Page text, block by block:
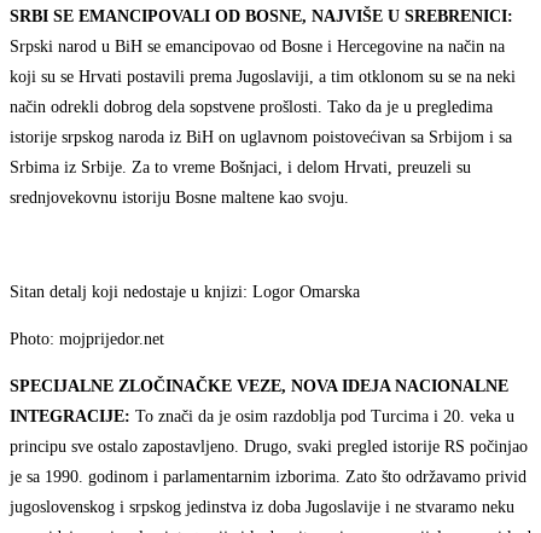
SRBI SE EMANCIPOVALI OD BOSNE, NAJVIŠE U SREBRENICI:
Srpski narod u BiH se emancipovao od Bosne i Hercegovine na način na
koji su se Hrvati postavili prema Jugoslaviji, a tim otklonom su se na neki
način odrekli dobrog dela sopstvene prošlosti. Tako da je u pregledima
istorije srpskog naroda iz BiH on uglavnom poistovećivan sa Srbijom i sa
Srbima iz Srbije. Za to vreme Bošnjaci, i delom Hrvati, preuzeli su
srednjovekovnu istoriju Bosne maltene kao svoju.
Sitan detalj koji nedostaje u knjizi: Logor Omarska
Photo: mojprijedor.net
SPECIJALNE ZLOČINAČKE VEZE, NOVA IDEJA NACIONALNE
INTEGRACIJE: To znači da je osim razdoblja pod Turcima i 20. veka u
principu sve ostalo zapostavljeno. Drugo, svaki pregled istorije RS počinjao
je sa 1990. godinom i parlamentarnim izborima. Zato što održavamo privid
jugoslovenskog i srpskog jedinstva iz doba Jugoslavije i ne stvaramo neku